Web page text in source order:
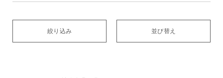
絞り込み 並び替え